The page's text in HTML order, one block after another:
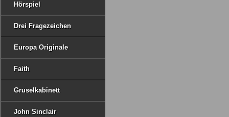
Hörspiel
Drei Fragezeichen
Europa Originale
Faith
Gruselkabinett
John Sinclair